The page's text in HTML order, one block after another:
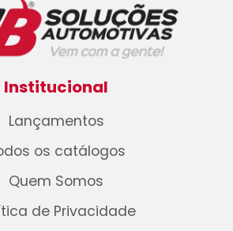
Institucional
Lançamentos
os catálogos
Quem Somos
de Privacidade